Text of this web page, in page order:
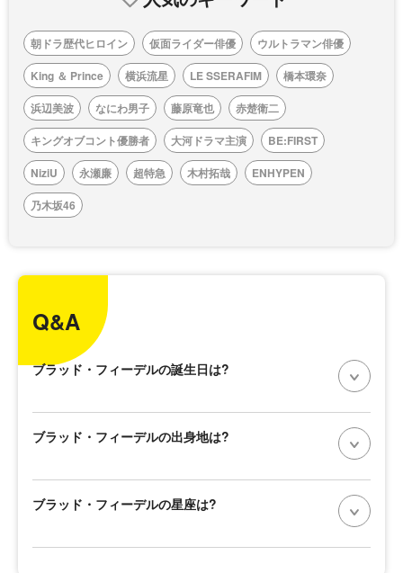
朝ドラ歴代ヒロイン 仮面ライダー俳優
ウルトラマン俳優
King ＆ Prince
横浜流星 LE SSERAFIM
橋本環奈
浜辺美波
なにわ男子 藤原竜也
赤楚衛二
キングオブコント優勝者
大河ドラマ主演
BE:FIRST
NiziU
永瀬廉 超特急 木村拓哉
ENHYPEN
乃木坂46
Q&A
ブラッド・フィーデルの誕生日は?
ブラッド・フィーデルの出身地は?
ブラッド・フィーデルの星座は?